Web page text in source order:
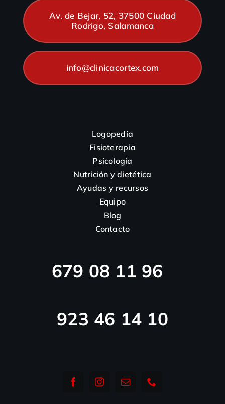
Av. de Bejar, 52, 37500 Ciudad
Rodrigo, Salamanca
info@clinicacortex.com
Logopedia
Fisioterapia
Psicología
Nutrición y dietética
Ayudas y recursos
Equipo
Blog
Contacto
679 08 11 96
923 46 14 10